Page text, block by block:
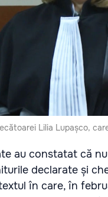
Lilia Lupașco,
au constatat că
declarate și
în care, în